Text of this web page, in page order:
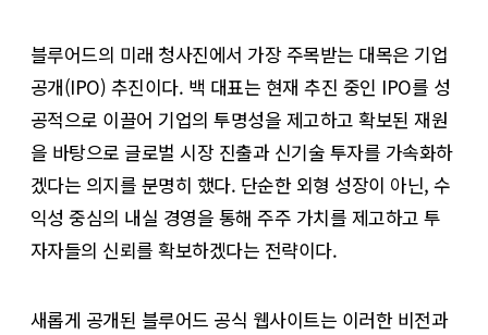
블루어드의 미래 청사진에서 가장 주목받는 대목은 기업
공개(IPO) 추진이다. 백 대표는 현재 추진 중인 IPO를 성
공적으로 이끌어 기업의 투명성을 제고하고 확보된 재원
을 바탕으로 글로벌 시장 진출과 신기술 투자를 가속화하
겠다는 의지를 분명히 했다. 단순한 외형 성장이 아닌, 수
익성 중심의 내실 경영을 통해 주주 가치를 제고하고 투
자자들의 신뢰를 확보하겠다는 전략이다.
새롭게 공개된 블루어드 공식 웹사이트는 이러한 비전과